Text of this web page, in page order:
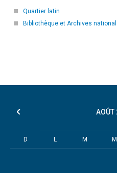
Quartier latin
Bibliothèque et Archives
AOÛT
D L M M